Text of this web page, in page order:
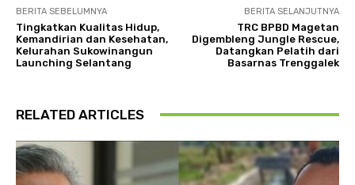
BERITA SEBELUMNYA
Tingkatkan Kualitas Hidup,
Kemandirian dan Kesehatan,
Kelurahan Sukowinangun
Launching Selantang
BERITA SELANJUTNYA
TRC BPBD Magetan
Digembleng Jungle Rescue,
Datangkan Pelatih dari
Basarnas Trenggalek
RELATED ARTICLES